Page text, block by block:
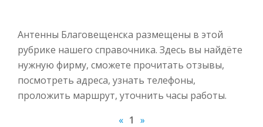
Антенны Благовещенска размещены в этой
рубрике нашего справочника. Здесь вы найдёте
нужную фирму, сможете прочитать отзывы,
посмотреть адреса, узнать телефоны,
проложить маршрут, уточнить часы работы.
« 1 »